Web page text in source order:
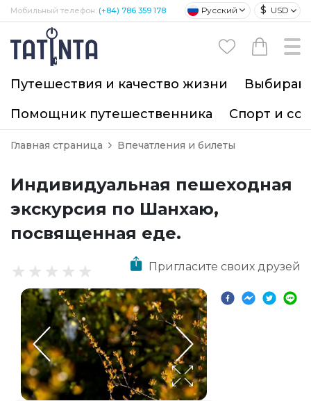
Мобильный телефон: (+84) 786 359 178 Русский $ USD
Путешествия и качество жизни
Помощник путешественника
Спорт и
Главная страница Впечатления и билеты
Индивидуальная пешеходная
экскурсия по Шанхаю,
посвященная еде.
Пригласите своих друзей